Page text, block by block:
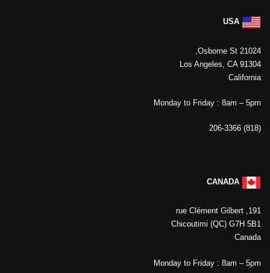
USA
21024 Osborne St,
Los Angeles, CA 91304
California
Monday to Friday : 8am – 5pm
(818) 206-3366
CANADA
191, rue Clément Gilbert
Chicoutimi (QC) G7H 5B1
Canada
Monday to Friday : 8am – 5pm